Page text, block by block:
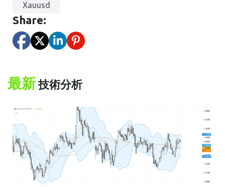
Xauusd
Share:
最新技術分析